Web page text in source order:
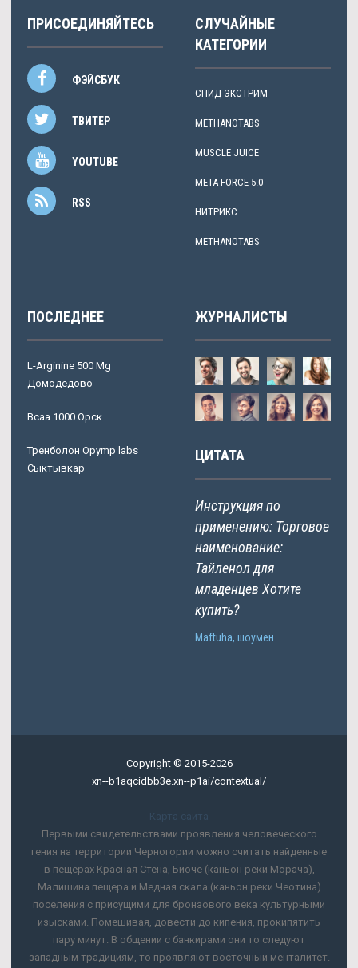
ПРИСОЕДИНЯЙТЕСЬ
ФЭЙСБУК
ТВИТЕР
YOUTUBE
RSS
СЛУЧАЙНЫЕ
КАТЕГОРИИ
СПИД ЭКСТРИМ
METHANOTABS
MUSCLE JUICE
META FORCE 5.0
НИТРИКС
METHANOTABS
ПОСЛЕДНЕЕ
L-Arginine 500 Mg
Домодедово
Bcaa 1000 Орск
Тренболон Opymp labs
Сыктывкар
ЖУРНАЛИСТЫ
ЦИТАТА
Инструкция по
применению: Торговое
наименование:
Тайленол для
младенцев Хотите
купить?
Maftuha, шоумен
Copyright © 2015-2026
xn--b1aqcidbb3e.xn--p1ai/contextual/
Карта сайта
Первыми свидетельствами проявления человеческого
гения на территории Черногории можно считать найденные
в пещерах Красная Стена, Биоче (каньон реки Морача),
Малишина пещера и Медная скала (каньон реки Чеотина)
поселения с присущими для бронзового века культурными
изысками. Помешивая, довести до кипения, прокипятить
пару минут. В общении с банкирами они то следуют
западным традициям, то проявляют восточный менталитет.